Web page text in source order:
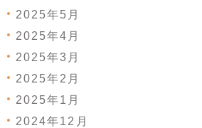
2025年5月
2025年4月
2025年3月
2025年2月
2025年1月
2024年12月